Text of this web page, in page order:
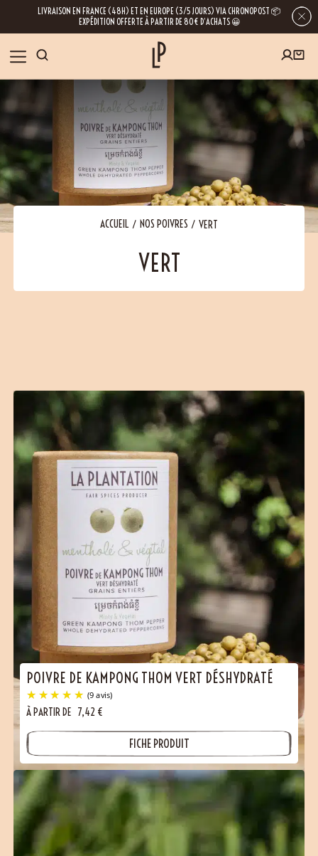
LIVRAISON EN FRANCE (48H) ET EN EUROPE (3/5 JOURS) VIA CHRONOPOST 📦
EXPÉDITION OFFERTE À PARTIR DE 80€ D’ACHATS 😀
NOS ÉPICES
RECETTES
BLOG
À PROPOS
NOUS RENDRE VISITE
ACCUEIL NOS POIVRES VERT
VERT
POIVRE DE KAMPONG THOM VERT DÉSHYDRATÉ
À PARTIR DE 7,42 €
FICHE PRODUIT
INSCRIVEZ-VOUS À LA NEWSLETTER
En laissant votre e-mail, vous obtenez l’accès à nos newsletters riches en
conseils, inspirations et informations sur nos dernières nouveautés. Bien sûr, se